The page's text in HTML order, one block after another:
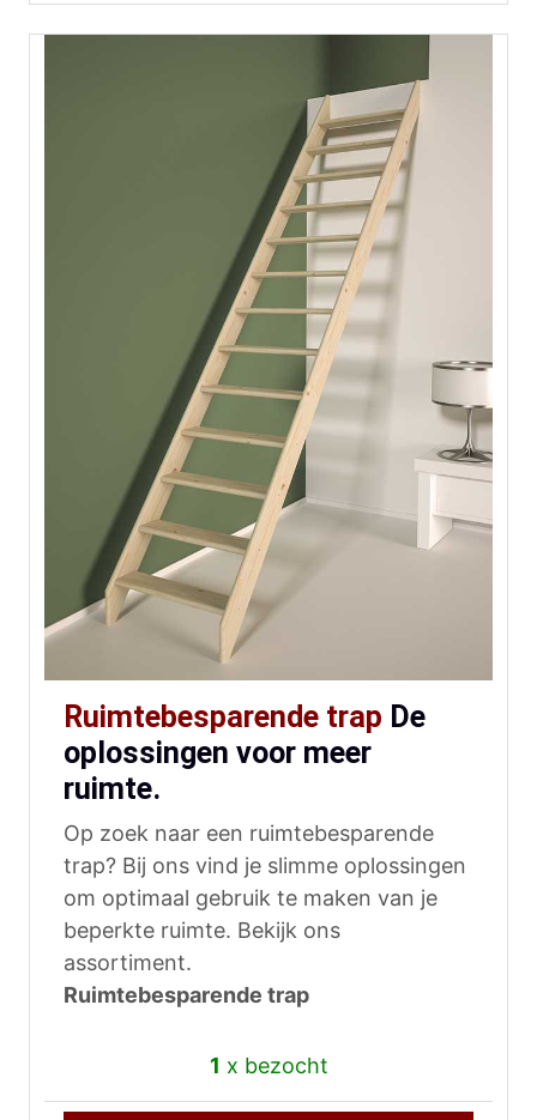
Ruimtebesparende trap De
oplossingen voor meer
ruimte.
Op zoek naar een ruimtebesparende
trap? Bij ons vind je slimme oplossingen
om optimaal gebruik te maken van je
beperkte ruimte. Bekijk ons
assortiment.
Ruimtebesparende trap
1 x bezocht